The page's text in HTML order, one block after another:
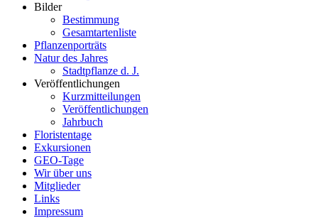
Bilder
Bestimmung
Gesamtartenliste
Pflanzenporträts
Natur des Jahres
Stadtpflanze d. J.
Veröffentlichungen
Kurzmitteilungen
Veröffentlichungen
Jahrbuch
Floristentage
Exkursionen
GEO-Tage
Wir über uns
Mitglieder
Links
Impressum